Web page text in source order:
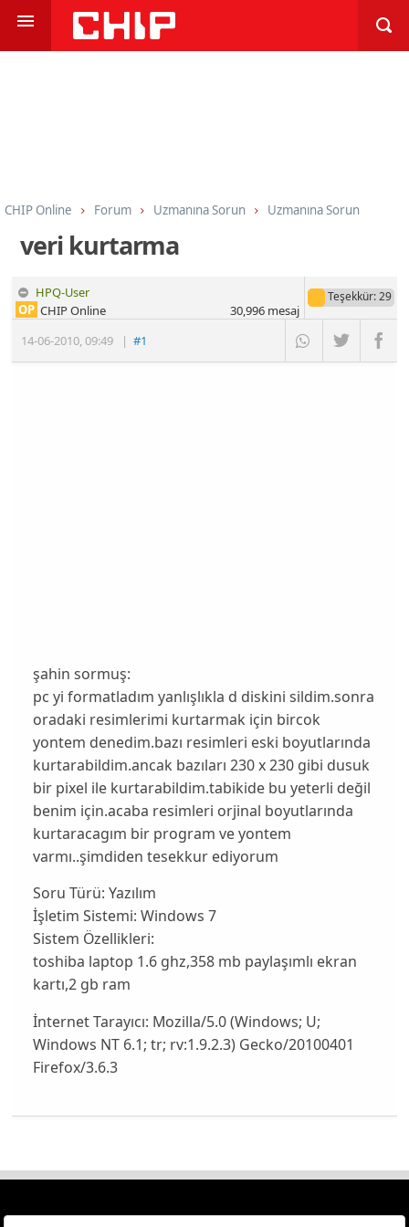
CHIP Online Forum Uzmanına Sorun Uzmanına Sorun
veri kurtarma
HPQ-User
14-06-2010,09:49 |#1
OP CHIP Online
Teşekkür: 29
30,996mesaj
şahin sormuş:
pc yi formatladım yanlışlıkla d diskini sildim.sonra
oradaki resimlerimi kurtarmak için bircok
yontem denedim.bazı resimleri eski boyutlarında
kurtarabildim.ancak bazıları 230 x 230 gibi dusuk
bir pixel ile kurtarabildim.tabikide bu yeterli değil
benim için.acaba resimleri orjinal boyutlarında
kurtaracagım bir program ve yontem
varmı..şimdiden tesekkur ediyorum
Soru Türü: Yazılım
İşletim Sistemi: Windows 7
Sistem Özellikleri:
toshiba laptop 1.6 ghz,358 mb paylaşımlı ekran
kartı,2 gb ram
İnternet Tarayıcı: Mozilla/5.0 (Windows; U;
Windows NT 6.1; tr; rv:1.9.2.3) Gecko/20100401
Firefox/3.6.3